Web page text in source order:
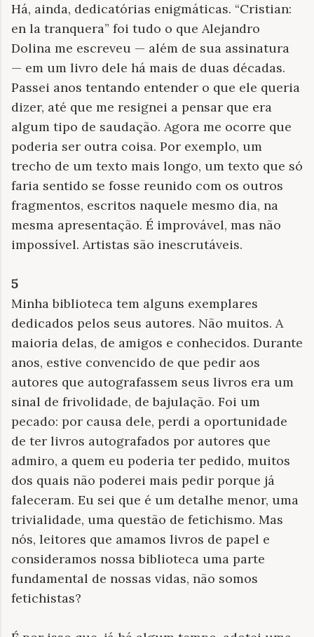
Há, ainda, dedicatórias enigmáticas. “Cristian:
en la tranquera” foi tudo o que Alejandro
Dolina me escreveu — além de sua assinatura
— em um livro dele há mais de duas décadas.
Passei anos tentando entender o que ele queria
dizer, até que me resignei a pensar que era
algum tipo de saudação. Agora me ocorre que
poderia ser outra coisa. Por exemplo, um
trecho de um texto mais longo, um texto que só
faria sentido se fosse reunido com os outros
fragmentos, escritos naquele mesmo dia, na
mesma apresentação. É improvável, mas não
impossível. Artistas são inescrutáveis.
5
Minha biblioteca tem alguns exemplares
dedicados pelos seus autores. Não muitos. A
maioria delas, de amigos e conhecidos. Durante
anos, estive convencido de que pedir aos
autores que autografassem seus livros era um
sinal de frivolidade, de bajulação. Foi um
pecado: por causa dele, perdi a oportunidade
de ter livros autografados por autores que
admiro, a quem eu poderia ter pedido, muitos
dos quais não poderei mais pedir porque já
faleceram. Eu sei que é um detalhe menor, uma
trivialidade, uma questão de fetichismo. Mas
nós, leitores que amamos livros de papel e
consideramos nossa biblioteca uma parte
fundamental de nossas vidas, não somos
fetichistas?